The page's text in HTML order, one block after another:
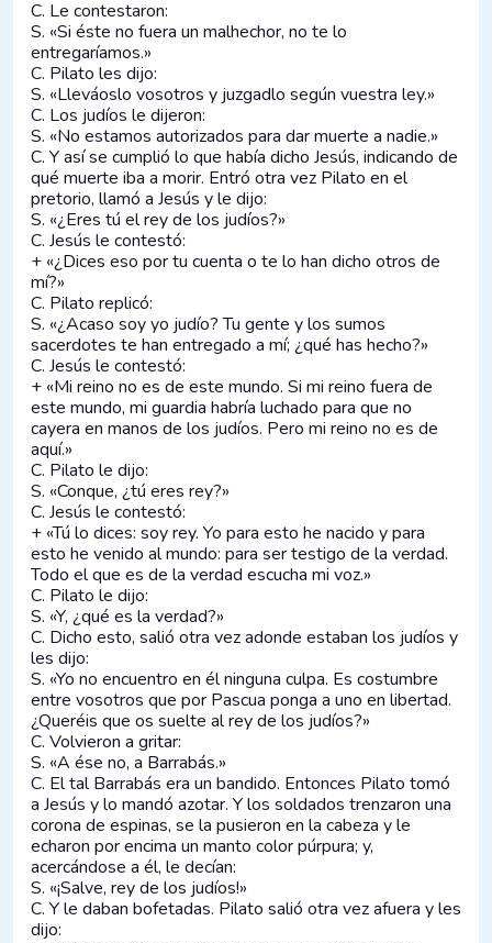
C. Le contestaron:
S. «Si éste no fuera un malhechor, no te lo
entregaríamos.»
C. Pilato les dijo:
S. «Lleváoslo vosotros y juzgadlo según vuestra ley.»
C. Los judíos le dijeron:
S. «No estamos autorizados para dar muerte a nadie.»
C. Y así se cumplió lo que había dicho Jesús, indicando de
qué muerte iba a morir. Entró otra vez Pilato en el
pretorio, llamó a Jesús y le dijo:
S. «¿Eres tú el rey de los judíos?»
C. Jesús le contestó:
+ «¿Dices eso por tu cuenta o te lo han dicho otros de
mí?»
C. Pilato replicó:
S. «¿Acaso soy yo judío? Tu gente y los sumos
sacerdotes te han entregado a mí; ¿qué has hecho?»
C. Jesús le contestó:
+ «Mi reino no es de este mundo. Si mi reino fuera de
este mundo, mi guardia habría luchado para que no
cayera en manos de los judíos. Pero mi reino no es de
aquí.»
C. Pilato le dijo:
S. «Conque, ¿tú eres rey?»
C. Jesús le contestó:
+ «Tú lo dices: soy rey. Yo para esto he nacido y para
esto he venido al mundo: para ser testigo de la verdad.
Todo el que es de la verdad escucha mi voz.»
C. Pilato le dijo:
S. «Y, ¿qué es la verdad?»
C. Dicho esto, salió otra vez adonde estaban los judíos y
les dijo:
S. «Yo no encuentro en él ninguna culpa. Es costumbre
entre vosotros que por Pascua ponga a uno en libertad.
¿Queréis que os suelte al rey de los judíos?»
C. Volvieron a gritar:
S. «A ése no, a Barrabás.»
C. El tal Barrabás era un bandido. Entonces Pilato tomó
a Jesús y lo mandó azotar. Y los soldados trenzaron una
corona de espinas, se la pusieron en la cabeza y le
echaron por encima un manto color púrpura; y,
acercándose a él, le decían:
S. «¡Salve, rey de los judíos!»
C. Y le daban bofetadas. Pilato salió otra vez afuera y les
dijo: